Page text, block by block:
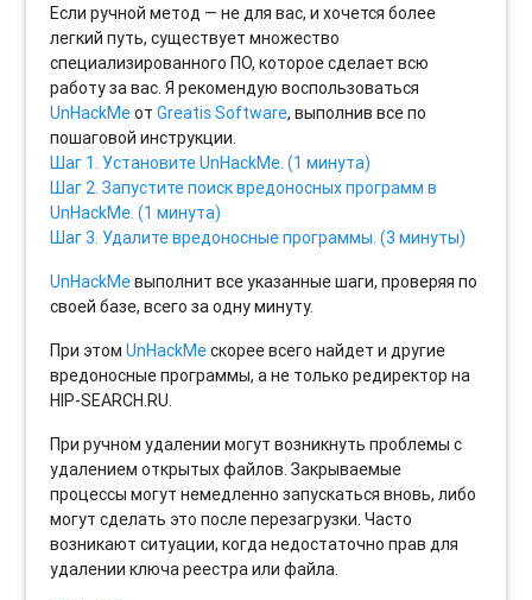
Если ручной метод — не для вас, и хочется более
легкий путь, существует множество
специализированного ПО, которое сделает всю
работу за вас. Я рекомендую воспользоваться
UnHackMeотGreatis Software, выполнив все по
пошаговой инструкции.
Шаг 1. Установите UnHackMe. (1 минута)
Шаг 2. Запустите поиск вредоносных программ в
UnHackMe. (1 минута)
Шаг 3. Удалите вредоносные программы. (3 минуты)
UnHackMeвыполнит все указанные шаги, проверяя по
своей базе, всего за одну минуту.
При этомUnHackMeскорее всего найдет и другие
вредоносные программы, а не только редиректор на
HIP-SEARCH.RU.
При ручном удалении могут возникнуть проблемы с
удалением открытых файлов. Закрываемые
процессы могут немедленно запускаться вновь, либо
могут сделать это после перезагрузки. Часто
возникают ситуации, когда недостаточно прав для
удалении ключа реестра или файла.